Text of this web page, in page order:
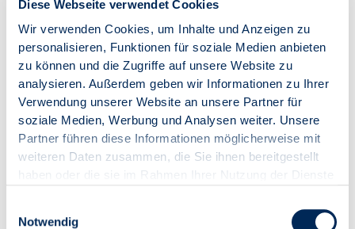
Diese Webseite verwendet Cookies
Wir verwenden Cookies, um Inhalte und Anzeigen zu
personalisieren, Funktionen für soziale Medien anbieten
zu können und die Zugriffe auf unsere Website zu
analysieren. Außerdem geben wir Informationen zu Ihrer
Verwendung unserer Website an unsere Partner für
soziale Medien, Werbung und Analysen weiter. Unsere
Partner führen diese Informationen möglicherweise mit
weiteren Daten zusammen, die Sie ihnen bereitgestellt
haben oder die sie im Rahmen Ihrer Nutzung der Dienste
Notwendig
Verwaltungsbeiräte zugeschnitten, Auskunft zu
beispielsweise juristischen Fragestellungen über
Beratungshotlinesund zahlreiche weitere
Unterlagen zu Ihrer Verfügung.
Wir freuen uns auf Sie!